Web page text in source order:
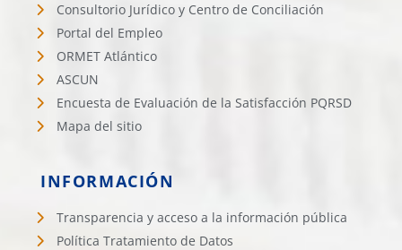
Consultorio Jurídico y Centro de Conciliación
Portal del Empleo
ORMET Atlántico
ASCUN
Encuesta de Evaluación de la Satisfacción PQRSD
Mapa del sitio
INFORMACIÓN
Transparencia y acceso a la información pública
Política Tratamiento de Datos